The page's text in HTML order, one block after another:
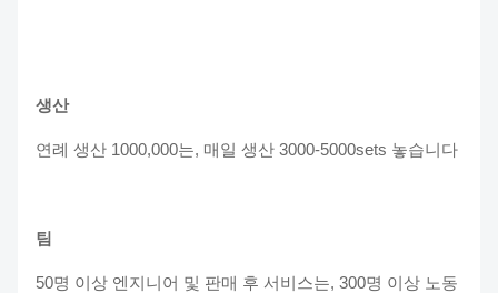
생산
연례 생산 1000,000는, 매일 생산 3000-5000sets 놓습니다
팀
50명 이상 엔지니어 및 판매 후 서비스는, 300명 이상 노동